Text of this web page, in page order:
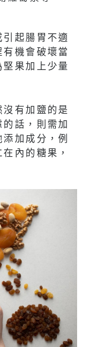
起腸胃不適
機會破壞當
果加上少量
有加鹽的是
話，則需加
加成分，例
內的糖果，